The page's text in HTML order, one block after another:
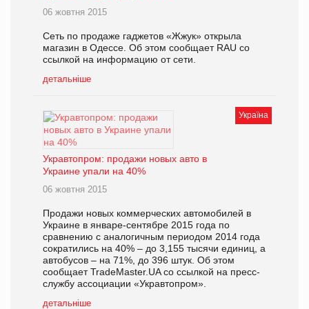
06 жовтня 2015
Сеть по продаже гаджетов «Жжук» открыла
магазин в Одессе. Об этом сообщает RAU со
ссылкой на информацию от сети.
детальніше
Україна
Укравтопром: продажи новых авто в
Украине упали на 40%
06 жовтня 2015
Продажи новых коммерческих автомобилей в
Украине в январе-сентябре 2015 года по
сравнению с аналогичным периодом 2014 года
сократились на 40% – до 3,155 тысячи единиц, а
автобусов – на 71%, до 396 штук. Об этом
сообщает TradeMaster.UA со ссылкой на пресс-
службу ассоциации «Укравтопром».
детальніше